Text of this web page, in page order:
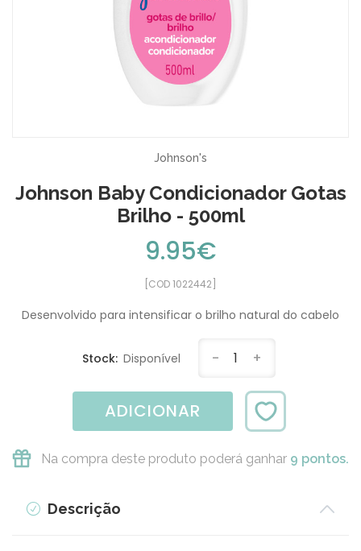
Johnson's
Johnson Baby Condicionador Gotas
Brilho - 500ml
9.95€
[COD 1022442]
Desenvolvido para intensificar o brilho natural do cabelo
Stock: Disponível - 1 +
ADICIONAR
Na compra deste produto poderá ganhar 9 pontos.
Descrição